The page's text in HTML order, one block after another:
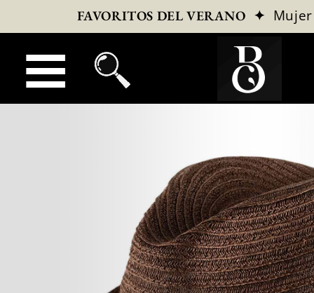
FAVORITOS DEL VERANO ✦ Mujer